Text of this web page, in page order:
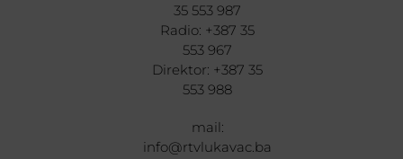
35 553 987
Radio: +387 35
553 967
Direktor: +387 35
553 988
mail:
info@rtvlukavac.ba